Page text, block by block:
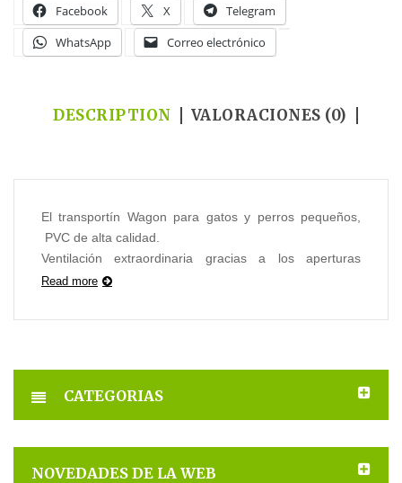
Facebook X
Telegram
WhatsApp
Correo electrónico
DESCRIPTION VALORACIONES (0)
El transportín Wagon para gatos y perros pequeños,
PVC de alta calidad.
Ventilación extraordinaria gracias a los aperturas
laterales.
Posibilidad de apilamiento.
Medida50 x 33 x 31
Read more
CATEGORIAS
NOVEDADES DE LA WEB